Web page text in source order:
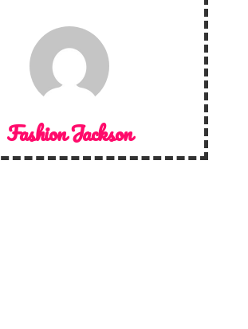
Fashion Jackson